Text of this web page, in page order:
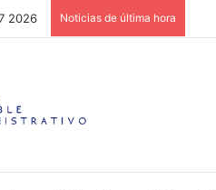
2026 Noticias de última hora